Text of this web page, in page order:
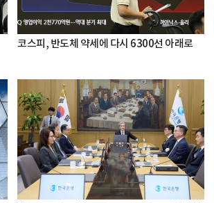
코스피, 반도체 약세에 다시 6300선 아래로